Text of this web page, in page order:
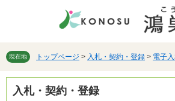
先
す。
を現在地 トップページ > 入札・契約・登録 > 電子
入札・契約・登録